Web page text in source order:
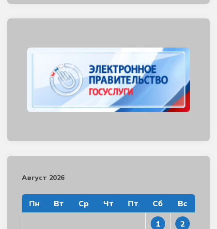
Август 2026
Пн Вт Ср Чт Пт Сб Вс
1 2